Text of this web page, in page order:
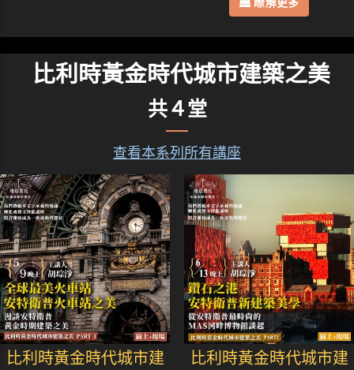
瞭解更多
比利時黃金時代城市建築之美
共４堂
查看本系列所有講座
比利時黃金時代城市建
比利時黃金時代城市建